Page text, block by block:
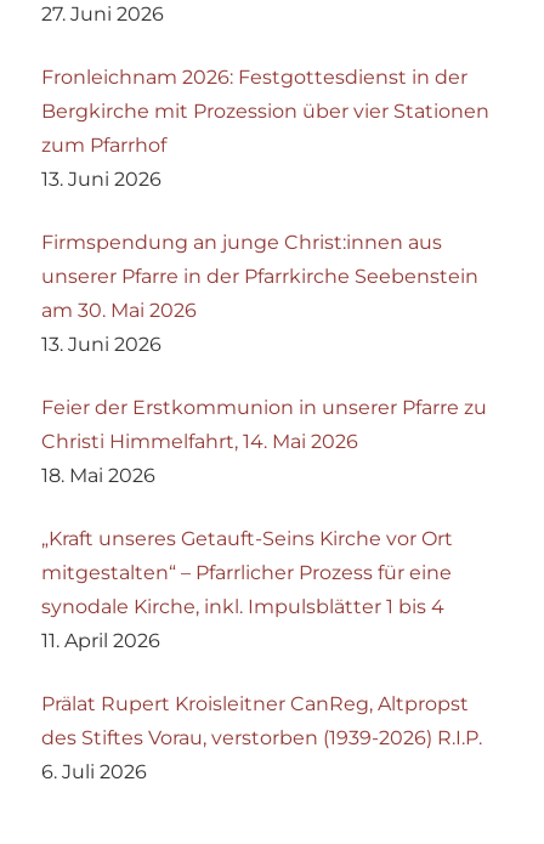
27. Juni 2026
Fronleichnam 2026: Festgottesdienst in der
Bergkirche mit Prozession über vier Stationen
zum Pfarrhof
13. Juni 2026
Firmspendung an junge Christ:innen aus
unserer Pfarre in der Pfarrkirche Seebenstein
am 30. Mai 2026
13. Juni 2026
Feier der Erstkommunion in unserer Pfarre zu
Christi Himmelfahrt, 14. Mai 2026
18. Mai 2026
„Kraft unseres Getauft-Seins Kirche vor Ort
mitgestalten“ – Pfarrlicher Prozess für eine
synodale Kirche, inkl. Impulsblätter 1 bis 4
11. April 2026
Prälat Rupert Kroisleitner CanReg, Altpropst
des Stiftes Vorau, verstorben (1939-2026) R.I.P.
6. Juli 2026